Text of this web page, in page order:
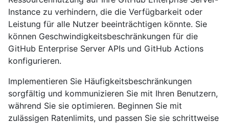
Instance zu verhindern, die die Verfügbarkeit oder
Leistung für alle Nutzer beeinträchtigen könnte. Sie
können Geschwindigkeitsbeschränkungen für die
GitHub Enterprise Server APIs und GitHub Actions
konfigurieren.
Implementieren Sie Häufigkeitsbeschränkungen
sorgfältig und kommunizieren Sie mit Ihren Benutzern,
während Sie sie optimieren. Beginnen Sie mit
zulässigen Ratenlimits, und passen Sie sie schrittweise